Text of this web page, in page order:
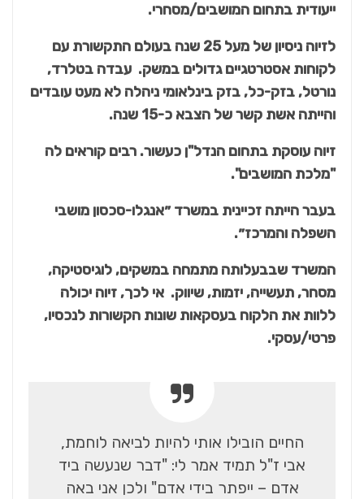
ייעודית בתחום המושבים/מסחרי.
לזיוה ניסיון של מעל 25 שנה בעולם התקשורת עם
לקוחות אסטרטגיים גדולים במשק. עבדה בטלרד,
נורטל, בזק-כל, בזק בינלאומי ניהלה לא מעט עובדים
והייתה אשת קשר של הצבא כ-15 שנה.
זיוה עוסקת בתחום הנדל"ן כעשור. רבים קוראים לה
"מלכת המושבים".
בעבר הייתה זכיינית במשרד ״אנגלו-סכסון מושבי
השפלה והמרכז״.
המשרד שבבעלותה מתמחה במשקים, לוגיסטיקה,
מסחר, תעשייה, יזמות, שיווק. אי לכך, זיוה יכולה
ללוות את הלקוח בעסקאות שונות הקשורות לנכסיו,
פרטי/עסקי.
החיים הובילו אותי להיות לביאה לוחמת,
אבי ז"ל תמיד אמר לי: "דבר שנעשה ביד
אדם – ייפתר בידי אדם" ולכן אני באה